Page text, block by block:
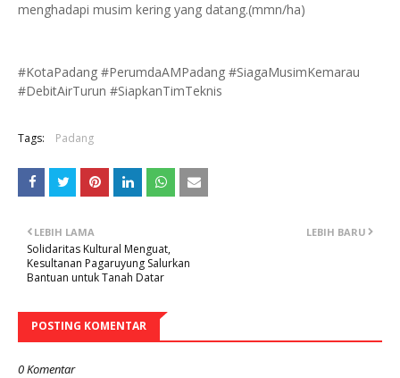
menghadapi musim kering yang datang.(mmn/ha)
#KotaPadang #PerumdaAMPadang #SiagaMusimKemarau
#DebitAirTurun #SiapkanTimTeknis
Tags: Padang
LEBIH BARU
LEBIH LAMA
Solidaritas Kultural Menguat,
Kesultanan Pagaruyung Salurkan
Bantuan untuk Tanah Datar
POSTING KOMENTAR
0 Komentar